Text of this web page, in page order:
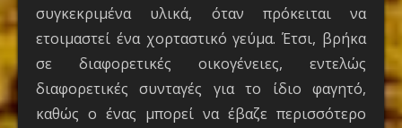
συγκεκριμένα υλικά, όταν πρόκειται να
ετοιμαστεί ένα χορταστικό γεύμα. Έτσι, βρήκα
σε διαφορετικές οικογένειες, εντελώς
διαφορετικές συνταγές για το ίδιο φαγητό,
καθώς ο ένας μπορεί να έβαζε περισσότερο